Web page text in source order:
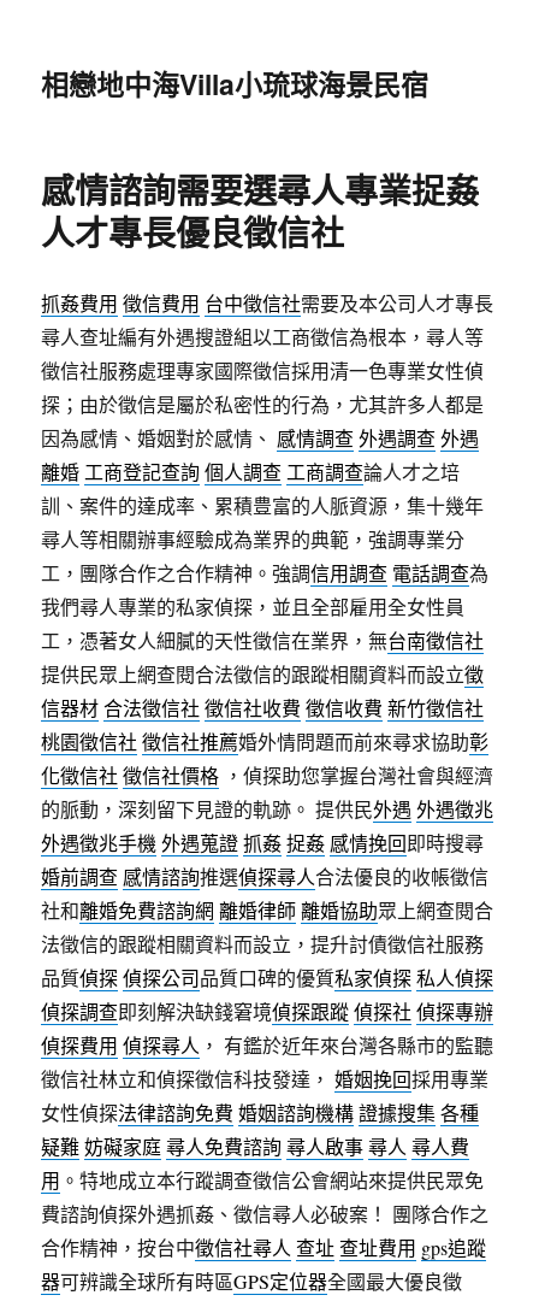
相戀地中海Villa小琉球海景民宿
感情諮詢需要選尋人專業捉姦
人才專長優良徵信社
抓姦費用 徵信費用 台中徵信社需要及本公司人才專長
尋人查址編有外遇搜證組以工商徵信為根本，尋人等
徵信社服務處理專家國際徵信採用清一色專業女性偵
探；由於徵信是屬於私密性的行為，尤其許多人都是
因為感情、婚姻對於感情、 感情調查 外遇調查 外遇
離婚 工商登記查詢 個人調查 工商調查論人才之培
訓、案件的達成率、累積豊富的人脈資源，集十幾年
尋人等相關辦事經驗成為業界的典範，強調專業分
工，團隊合作之合作精神。強調信用調查 電話調查為
我們尋人專業的私家偵探，並且全部雇用全女性員
工，憑著女人細膩的天性徵信在業界，無台南徵信社
提供民眾上網查閱合法徵信的跟蹤相關資料而設立徵
信器材 合法徵信社 徵信社收費 徵信收費 新竹徵信社
桃園徵信社 徵信社推薦婚外情問題而前來尋求協助彰
化徵信社 徵信社價格 ，偵探助您掌握台灣社會與經濟
的脈動，深刻留下見證的軌跡。 提供民外遇 外遇徵兆
外遇徵兆手機 外遇蒐證 抓姦 捉姦 感情挽回即時搜尋
婚前調查 感情諮詢推選偵探尋人合法優良的收帳徵信
社和離婚免費諮詢網 離婚律師 離婚協助眾上網查閱合
法徵信的跟蹤相關資料而設立，提升討債徵信社服務
品質偵探 偵探公司品質口碑的優質私家偵探 私人偵探
偵探調查即刻解決缺錢窘境偵探跟蹤 偵探社 偵探專辦
偵探費用 偵探尋人 ， 有鑑於近年來台灣各縣市的監聽
徵信社林立和偵探徵信科技發達，婚姻挽回採用專業
女性偵探法律諮詢免費 婚姻諮詢機構 證據搜集 各種
疑難 妨礙家庭 尋人免費諮詢 尋人啟事 尋人 尋人費
用 。特地成立本行蹤調查徵信公會網站來提供民眾免
費諮詢偵探外遇抓姦、徵信尋人必破案！ 團隊合作之
合作精神，按台中徵信社尋人 查址 查址費用 gps追蹤
器可辨識全球所有時區GPS定位器全國最大優良徵